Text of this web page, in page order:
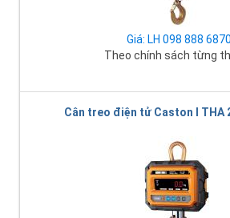
Giá: LH 098 888 6870
Theo chính sách từng
Cân treo điện tử Caston I THA